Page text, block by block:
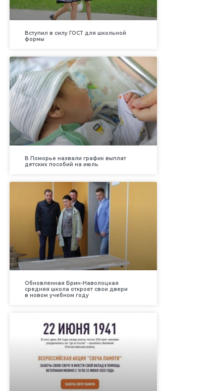
Вступил в силу ГОСТ для школьной
формы
В Поморье назвали график выплат
детских пособий на июль
Обновленная Брин-Наволоцкая
средняя школа откроет свои двери
в новом учебном году